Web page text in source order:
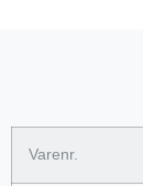
Varenr.